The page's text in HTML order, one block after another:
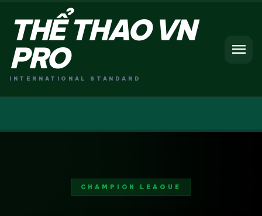
THỂ THAO VN
PRO
INTERNATIONAL STANDARD
menu
CHAMPION LEAGUE